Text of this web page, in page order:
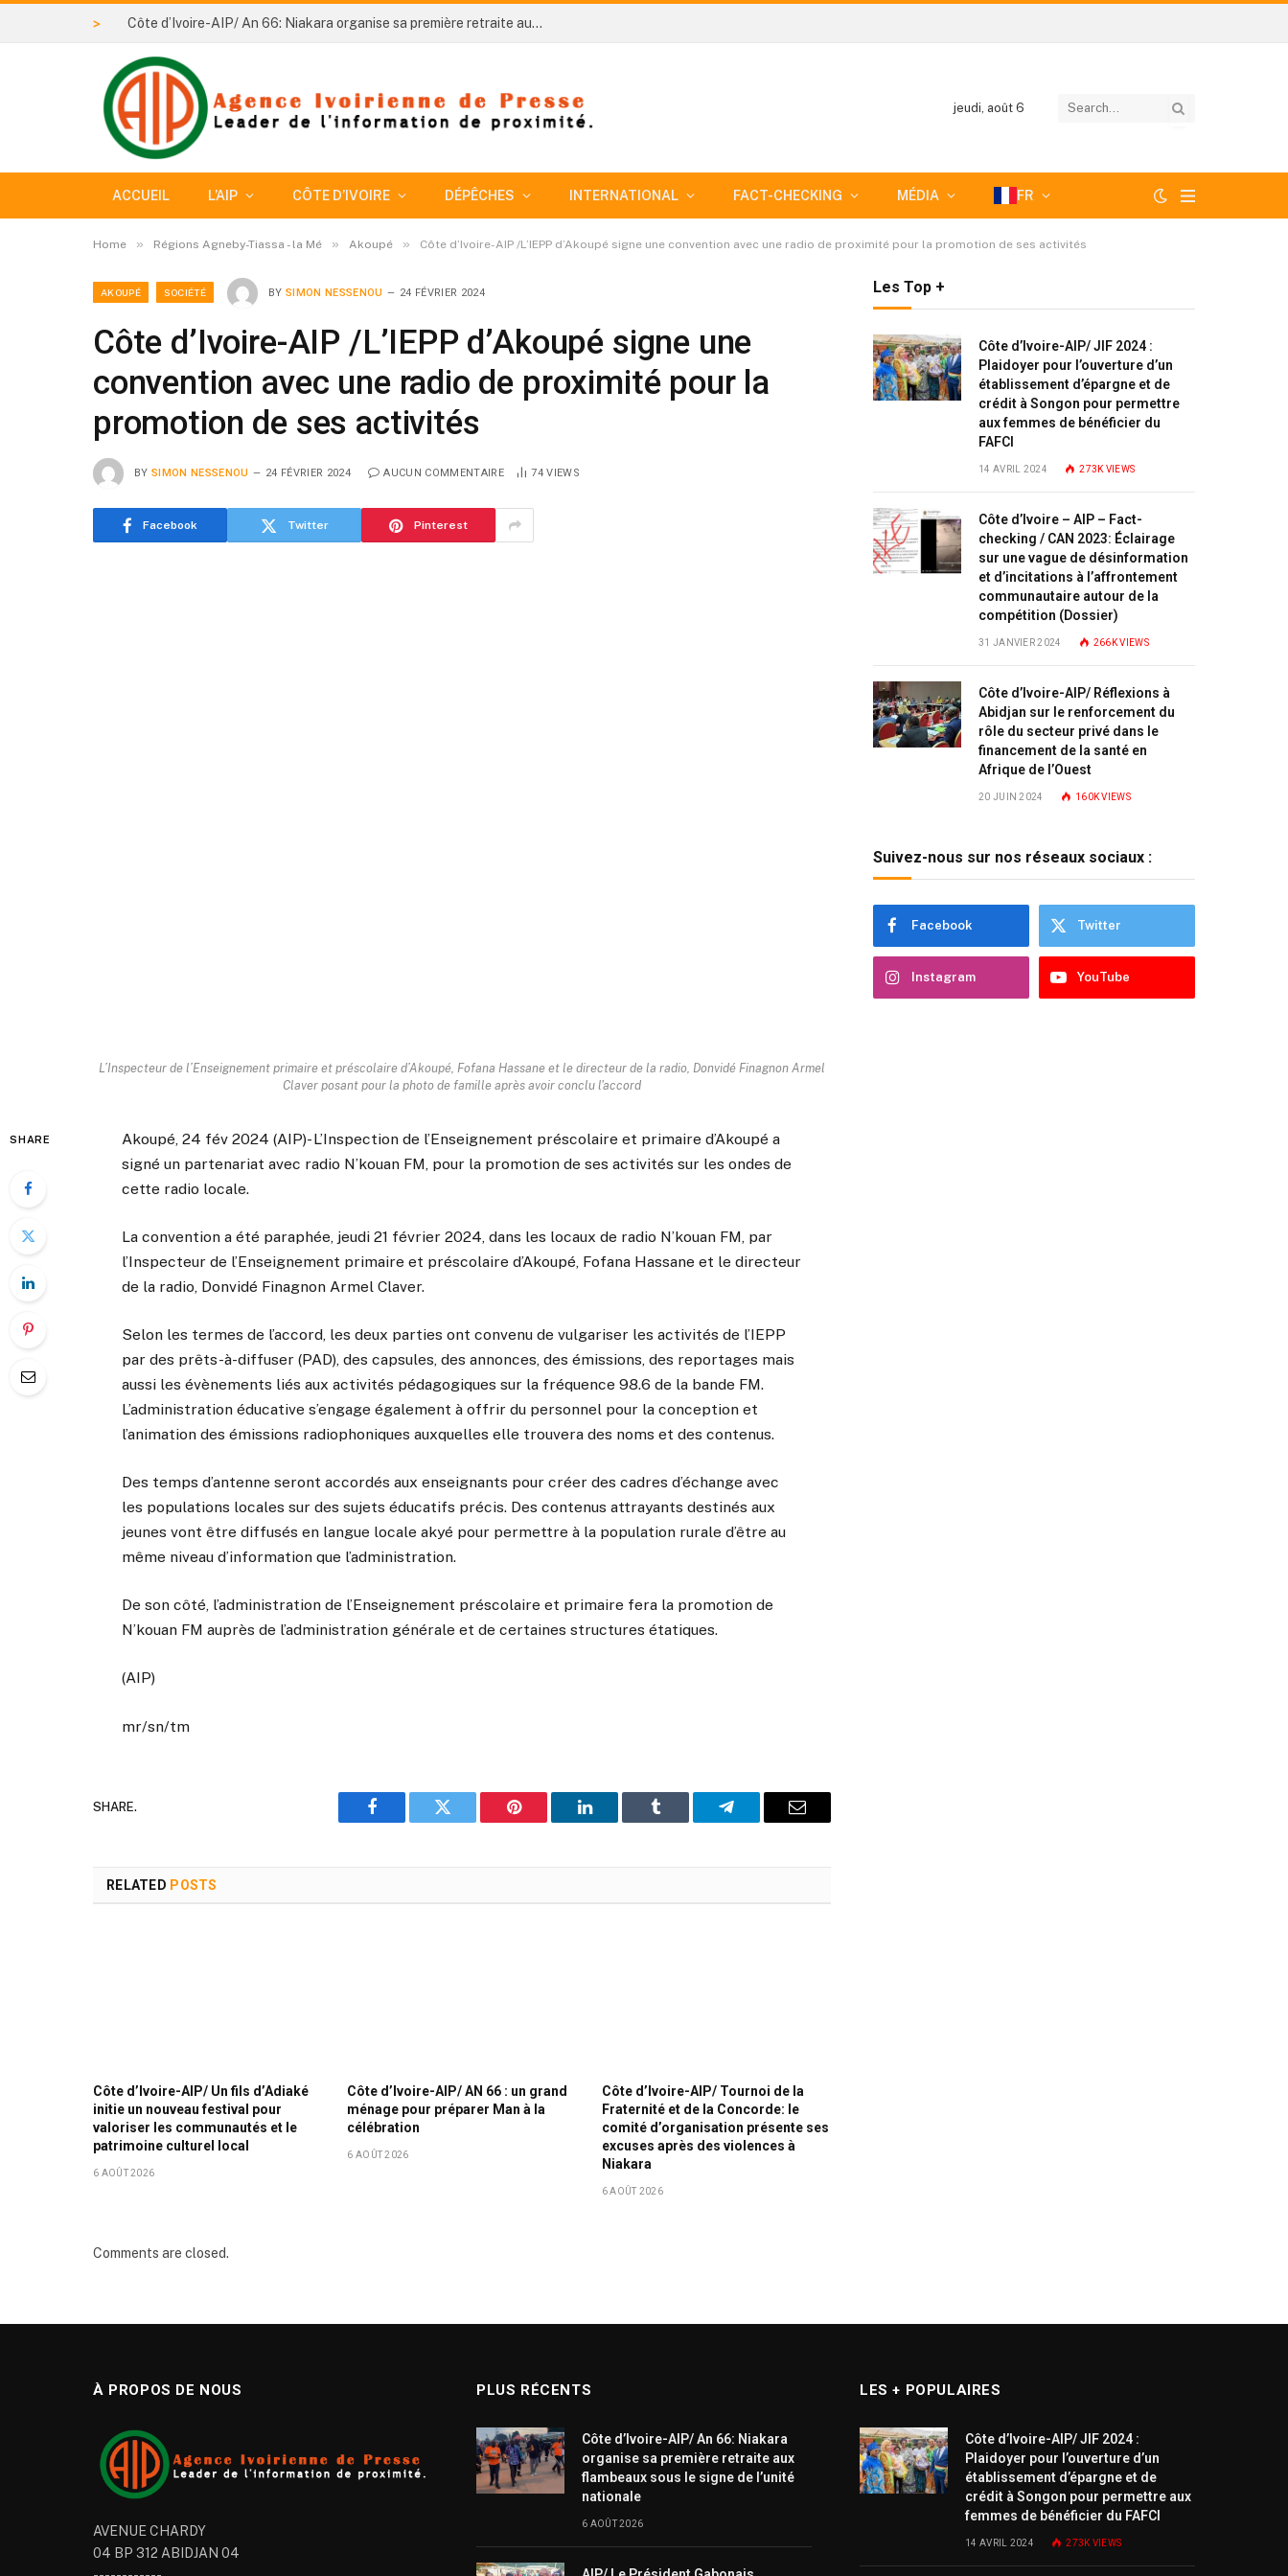
> Côte d’Ivoire-AIP/ An 66: Niakara organise sa première retraite aux flambeaux sous le signe de l’unité nationale
jeudi, août 6
ACCUEIL L’AIP CÔTE D’IVOIRE DÉPÊCHES INTERNATIONAL FACT-CHECKING MÉDIA FR
Home » Régions Agneby-Tiassa - la Mé » Akoupé » Côte d’Ivoire-AIP /L’IEPP d’Akoupé signe une convention avec une radio de proximité pour la promotion de ses activités
AKOUPÉ SOCIÉTÉ BY SIMON NESSENOU 24 FÉVRIER 2024
Côte d’Ivoire-AIP /L’IEPP d’Akoupé signe une
convention avec une radio de proximité pour la
promotion de ses activités
BY SIMON NESSENOU 24 FÉVRIER 2024 AUCUN COMMENTAIRE 74VIEWS
Facebook Twitter Pinterest
L’Inspecteur de l’Enseignement primaire et préscolaire d’Akoupé, Fofana Hassane et le directeur de la radio, Donvidé Finagnon Armel
Claver posant pour la photo de famille après avoir conclu l'accord
SHARE
Akoupé, 24 fév 2024 (AIP)- L’Inspection de l’Enseignement préscolaire et primaire d’Akoupé a
signé un partenariat avec radio N’kouan FM, pour la promotion de ses activités sur les ondes de
cette radio locale.
La convention a été paraphée, jeudi 21 février 2024, dans les locaux de radio N’kouan FM, par
l’Inspecteur de l’Enseignement primaire et préscolaire d’Akoupé, Fofana Hassane et le directeur
de la radio, Donvidé Finagnon Armel Claver.
Selon les termes de l’accord, les deux parties ont convenu de vulgariser les activités de l’IEPP
par des prêts-à-diffuser (PAD), des capsules, des annonces, des émissions, des reportages mais
aussi les évènements liés aux activités pédagogiques sur la fréquence 98.6 de la bande FM.
L’administration éducative s’engage également à offrir du personnel pour la conception et
l’animation des émissions radiophoniques auxquelles elle trouvera des noms et des contenus.
Des temps d’antenne seront accordés aux enseignants pour créer des cadres d’échange avec
les populations locales sur des sujets éducatifs précis. Des contenus attrayants destinés aux
jeunes vont être diffusés en langue locale akyé pour permettre à la population rurale d’être au
même niveau d’information que l’administration.
De son côté, l’administration de l’Enseignement préscolaire et primaire fera la promotion de
N’kouan FM auprès de l’administration générale et de certaines structures étatiques.
(AIP)
mr/sn/tm
SHARE.
Facebook Twitter Pinterest LinkedIn Tumblr Telegram Email
RELATED POSTS
Côte d’Ivoire-AIP/ Un fils d’Adiaké
initie un nouveau festival pour
valoriser les communautés et le
patrimoine culturel local
6 AOÛT 2026
Côte d’Ivoire-AIP/ AN 66 : un grand
ménage pour préparer Man à la
célébration
6 AOÛT 2026
Côte d’Ivoire-AIP/ Tournoi de la
Fraternité et de la Concorde: le
comité d’organisation présente ses
excuses après des violences à
Niakara
6 AOÛT 2026
Comments are closed.
Les Top +
Côte d’Ivoire-AIP/ JIF 2024 :
Plaidoyer pour l’ouverture d’un
établissement d’épargne et de
crédit à Songon pour permettre
aux femmes de bénéficier du
FAFCI
14 AVRIL 2024 273K VIEWS
Côte d’Ivoire – AIP – Fact-
checking / CAN 2023: Éclairage
sur une vague de désinformation
et d’incitations à l’affrontement
communautaire autour de la
compétition (Dossier)
31 JANVIER 2024 266KVIEWS
Côte d’Ivoire-AIP/ Réflexions à
Abidjan sur le renforcement du
rôle du secteur privé dans le
financement de la santé en
Afrique de l’Ouest
20 JUIN 2024 160KVIEWS
Suivez-nous sur nos réseaux sociaux :
Facebook Twitter
Instagram YouTube
À PROPOS DE NOUS
AVENUE CHARDY
04 BP 312 ABIDJAN 04
PLUS RÉCENTS
Côte d’Ivoire-AIP/ An 66: Niakara
organise sa première retraite aux
flambeaux sous le signe de l’unité
nationale
6 AOÛT 2026
LES + POPULAIRES
Côte d’Ivoire-AIP/ JIF 2024 :
Plaidoyer pour l’ouverture d’un
établissement d’épargne et de
crédit à Songon pour permettre aux
femmes de bénéficier du FAFCI
14 AVRIL 2024 273K VIEWS